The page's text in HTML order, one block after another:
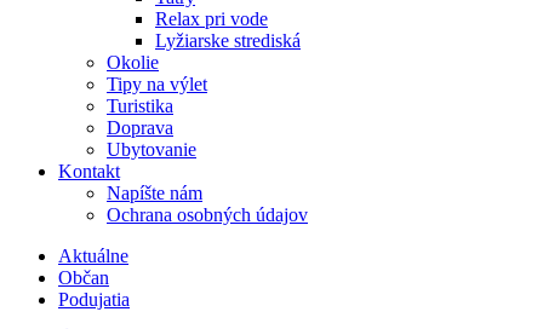
Relax pri vode
Lyžiarske strediská
Okolie
Tipy na výlet
Turistika
Doprava
Ubytovanie
Kontakt
Napíšte nám
Ochrana osobných údajov
Aktuálne
Občan
Podujatia